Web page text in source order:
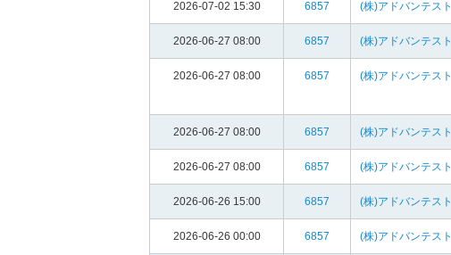
2026-07-02 15:30 6857 (株)アドバンテスト
2026-06-27 08:00 6857 (株)アドバンテスト
2026-06-27 08:00 6857 (株)アドバンテスト
2026-06-27 08:00 6857 (株)アドバンテスト
2026-06-27 08:00 6857 (株)アドバンテスト
2026-06-26 15:00 6857 (株)アドバンテスト
2026-06-26 00:00 6857 (株)アドバンテスト